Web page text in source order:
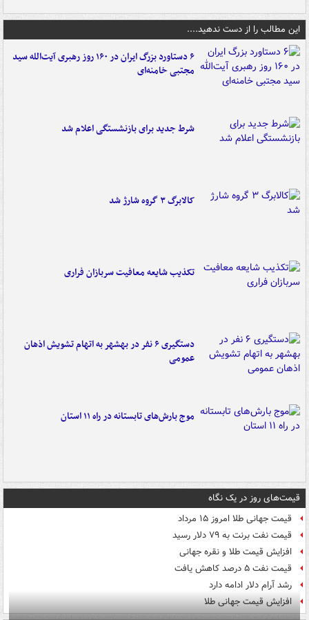
این مطالب را از دست ندهید....
۶ دستاورد بزرگ ایران در ۱۶۰ روز رهبری آیت‌الله سید
مجتبی خامنه‌ای
شرط جدید برای بازنشستگی اعلام شد
کالابرگ ۳ گروه شارژ شد
تکذیب شایعه معافیت سربازان فراری
دستگیری ۶ نفر در بهشهر به اتهام تشویش اذهان
عمومی
موج بارش‌های تابستانه در راه ۱۱ استان
قیمت‌های روز در یک نگاه
قیمت جهانی طلا امروز ۱۵ مرداد
قیمت نفت برنت به ۷۹ دلار رسید
افزایش قیمت طلا و نقره جهانی
قیمت نفت ۵ درصد کاهش یافت
رشد آرام دلار ادامه دارد
افزایش قیمت جهانی طلا